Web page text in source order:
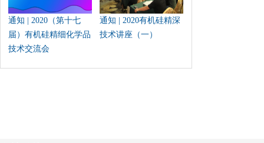
通知 | 2020（第十七
届）有机硅精细化学品
技术交流会
通知 | 2020有机硅精深
技术讲座（一）